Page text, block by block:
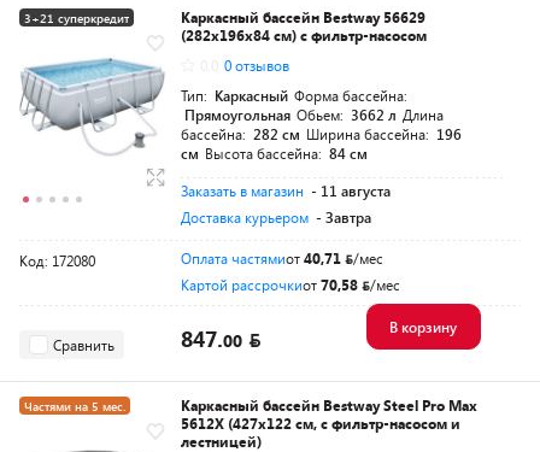
3+21 суперкредит
Каркасный бассейн Bestway 56629
(282х196х84 см) с фильтр-насосом
0 отзывов
Тип: Каркасный Форма бассейна:
Прямоугольная Обьем: 3662 л Длина
бассейна: 282 см Ширина бассейна: 196
см Высота бассейна: 84 см
Заказать в магазин - 11 августа
Доставка курьером - Завтра
Код: 172080 Оплата частямиот40,71
/мес
Картой рассрочкиот70,58 /мес
Сравнить 847.00
В корзину
Частями на 5 мес.
Каркасный бассейн Bestway Steel Pro Max
5612X (427x122 см, с фильтр-насосом и
лестницей)